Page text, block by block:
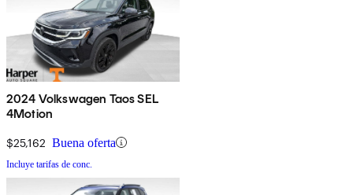
2024 Volkswagen Taos SEL
4Motion
$25,162 Buena oferta
Incluye tarifas de conc.